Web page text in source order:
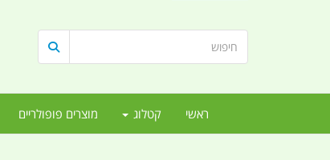
ראשי קטלוג מוצרים פופולריים